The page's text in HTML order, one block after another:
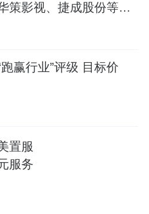
先的商企空间综合服务
管理手段和精细化运营
业理念。未来，万物梁
丰富的运营实践中汲取
策影视、捷成股份等领
赢行业”评级 目标价
置服
服务